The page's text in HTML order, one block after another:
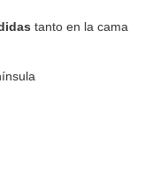
tanto en la cama